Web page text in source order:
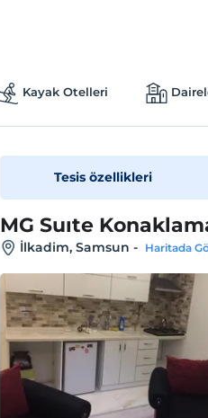
Kayak Otelleri
Tesis özellikleri
MG Suıte
İlkadim, Samsun - Haritada